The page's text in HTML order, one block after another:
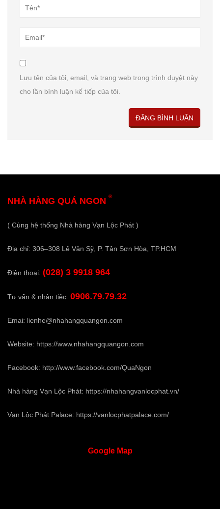
Lưu tên của tôi, email, và trang web trong trình duyệt này
cho lần bình luận kế tiếp của tôi.
NHÀ HÀNG QUÁ NGON ®
( Cùng hệ thống Nhà hàng Vạn Lộc Phát )
Địa chỉ: 306–308 Lê Văn Sỹ, P. Tân Sơn Hòa, TP.HCM
Điện thoại: (028) 3 9918 964
Tư vấn & nhận tiệc: 0906.79.79.32
Emai: lienhe@nhahangquangon.com
Website: https://www.nhahangquangon.com
Facebook: http://www.facebook.com/QuaNgon
Nhà hàng Vạn Lộc Phát: https://nhahangvanlocphat.vn/
Vạn Lộc Phát Palace: https://vanlocphatpalace.com/
GoogleMap